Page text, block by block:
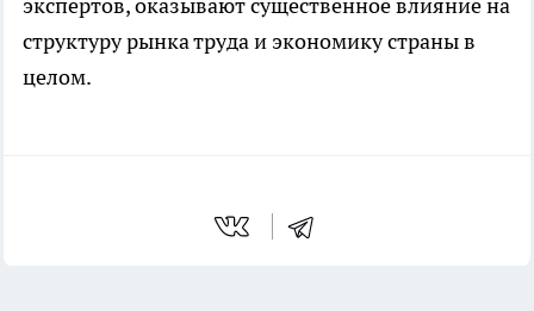
экспертов, оказывают существенное влияние на
структуру рынка труда и экономику страны в
целом.